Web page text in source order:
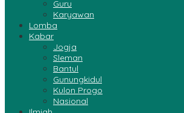
Guru
Karyawan
Lomba
Kabar
Jogja
Sleman
Bantul
Gunungkidul
Kulon Progo
Nasional